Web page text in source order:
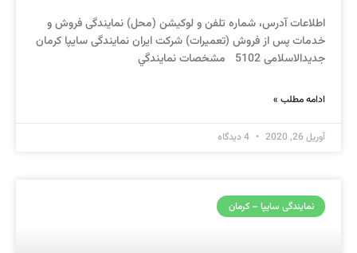
اطلاعات آدرس، شماره تلفن و لوکیشن (محل) نمایندگی فروش و
خدمات پس از فروش (تعمیرات) شرکت ایران نمایندگی سایپا کرمان
جدیدالاسلامی 5102 مشخصات نمايندگي
ادامه مطلب »
آوریل 26, 2020
نمایندگی سایپا – کرمان